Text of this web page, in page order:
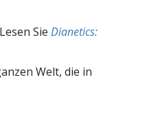
Sie Dianetics:
Welt, die in